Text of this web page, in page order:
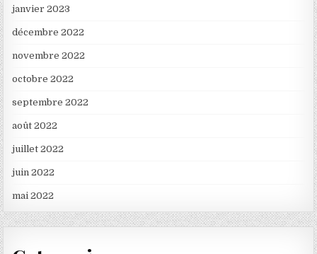
janvier 2023
décembre 2022
novembre 2022
octobre 2022
septembre 2022
août 2022
juillet 2022
juin 2022
mai 2022